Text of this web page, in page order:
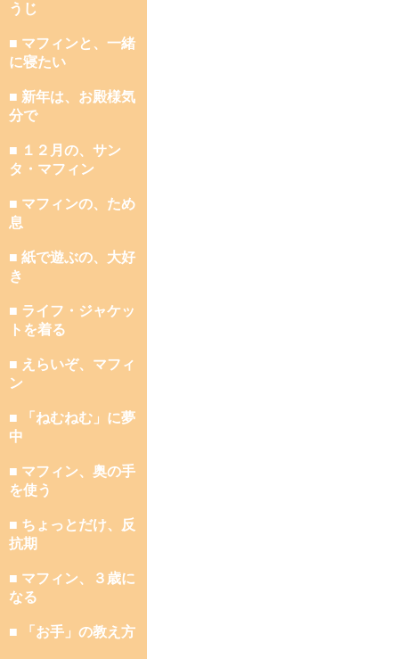
うじ
■ マフィンと、一緒
に寝たい
■ 新年は、お殿様気
分で
■ １２月の、サン
タ・マフィン
■ マフィンの、ため
息
■ 紙で遊ぶの、大好
き
■ ライフ・ジャケッ
トを着る
■ えらいぞ、マフィ
ン
■ 「ねむねむ」に夢
中
■ マフィン、奥の手
を使う
■ ちょっとだけ、反
抗期
■ マフィン、３歳に
なる
■ 「お手」の教え方